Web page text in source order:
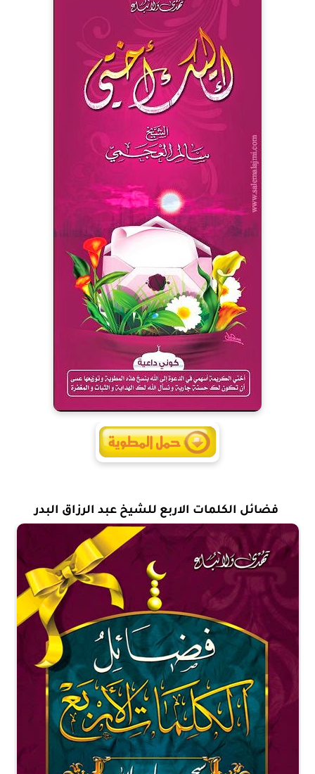
فضائل الكلمات الاربع للشيخ عبد الرزاق البدر